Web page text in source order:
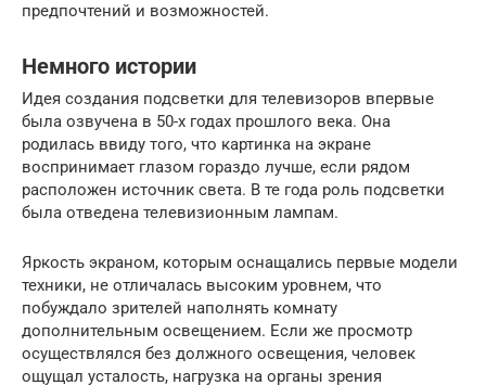
предпочтений и возможностей.
Немного истории
Идея создания подсветки для телевизоров впервые
была озвучена в 50-х годах прошлого века. Она
родилась ввиду того, что картинка на экране
воспринимает глазом гораздо лучше, если рядом
расположен источник света. В те года роль подсветки
была отведена телевизионным лампам.
Яркость экраном, которым оснащались первые модели
техники, не отличалась высоким уровнем, что
побуждало зрителей наполнять комнату
дополнительным освещением. Если же просмотр
осуществлялся без должного освещения, человек
ощущал усталость, нагрузка на органы зрения